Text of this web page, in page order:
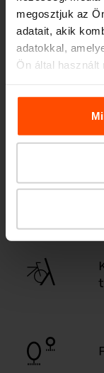
megosztjuk az
adatait, akik
adatokkal,
Ön által használt
További
Relating to the